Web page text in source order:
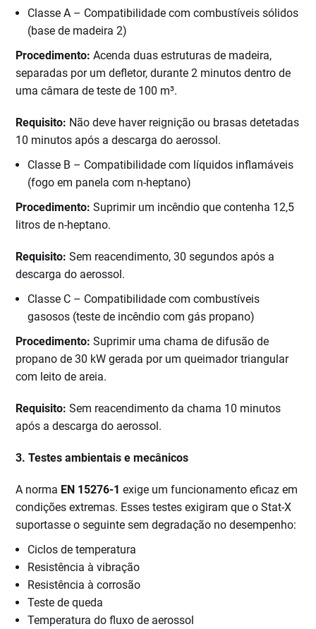
Classe A – Compatibilidade com combustíveis sólidos
(base de madeira 2)
Procedimento: Acenda duas estruturas de madeira,
separadas por um defletor, durante 2 minutos dentro de
uma câmara de teste de 100 m³.
Requisito: Não deve haver reignição ou brasas detetadas
10 minutos após a descarga do aerossol.
Classe B – Compatibilidade com líquidos inflamáveis
(fogo em panela com n-heptano)
Procedimento: Suprimir um incêndio que contenha 12,5
litros de n-heptano.
Requisito: Sem reacendimento, 30 segundos após a
descarga do aerossol.
Classe C – Compatibilidade com combustíveis
gasosos (teste de incêndio com gás propano)
Procedimento: Suprimir uma chama de difusão de
propano de 30 kW gerada por um queimador triangular
com leito de areia.
Requisito: Sem reacendimento da chama 10 minutos
após a descarga do aerossol.
3. Testes ambientais e mecânicos
A norma EN 15276-1exige um funcionamento eficaz em
condições extremas. Esses testes exigiram que o Stat-X
suportasse o seguinte sem degradação no desempenho:
Ciclos de temperatura
Resistência à vibração
Resistência à corrosão
Teste de queda
Temperatura do fluxo de aerossol